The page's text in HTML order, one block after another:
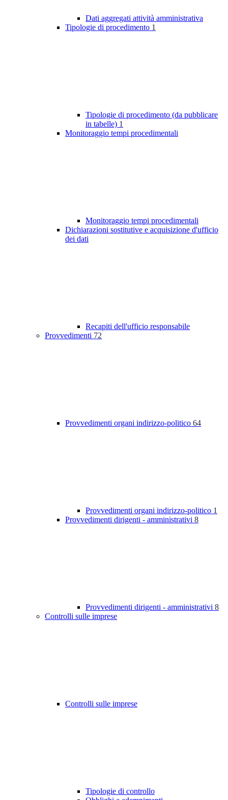
Dati aggregati attività amministrativa
Tipologie di procedimento 1
Tipologie di procedimento (da pubblicare
in tabelle) 1
Monitoraggio tempi procedimentali
Monitoraggio tempi procedimentali
Dichiarazioni sostitutive e acquisizione d'ufficio
dei dati
Recapiti dell'ufficio responsabile
Provvedimenti 72
Provvedimenti organi indirizzo-politico 64
Provvedimenti organi indirizzo-politico 1
Provvedimenti dirigenti - amministrativi 8
Provvedimenti dirigenti - amministrativi 8
Controlli sulle imprese
Controlli sulle imprese
Tipologie di controllo